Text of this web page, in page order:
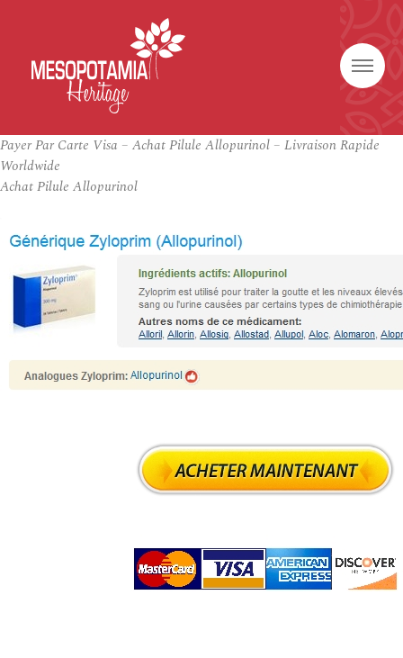
Payer Par Carte Visa – Achat Pilule Allopurinol – Livraison Rapide
Worldwide
Achat Pilule Allopurinol